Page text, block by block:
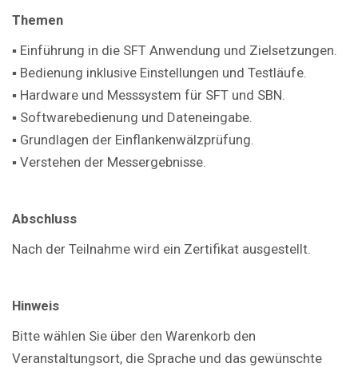
Themen
▪ Einführung in die SFT Anwendung und Zielsetzungen.
▪ Bedienung inklusive Einstellungen und Testläufe.
▪ Hardware und Messsystem für SFT und SBN.
▪ Softwarebedienung und Dateneingabe.
▪ Grundlagen der Einflankenwälzprüfung.
▪ Verstehen der Messergebnisse.
Abschluss
Nach der Teilnahme wird ein Zertifikat ausgestellt.
Hinweis
Bitte wählen Sie über den Warenkorb den
Veranstaltungsort, die Sprache und das gewünschte